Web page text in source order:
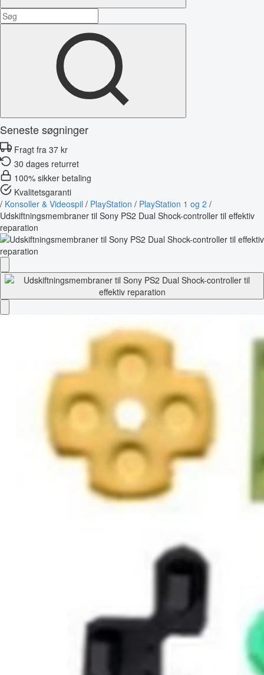
Seneste søgninger
Fragt fra 37 kr
30 dages returret
100% sikker betaling
Kvalitetsgaranti
/ Konsoller & Videospil / PlayStation / PlayStation 1 og 2 /
Udskiftningsmembraner til Sony PS2 Dual Shock-controller til effektiv
reparation